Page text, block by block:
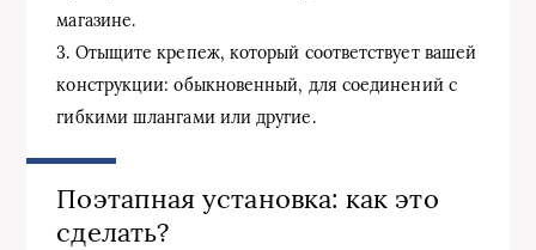
магазине.
3. Отыщите крепеж, который соответствует вашей
конструкции: обыкновенный, для соединений с
гибкими шлангами или другие.
Поэтапная установка: как это
сделать?